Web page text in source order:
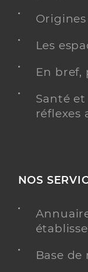
Les
En bref,
Santé
réflexes
NOS
Base